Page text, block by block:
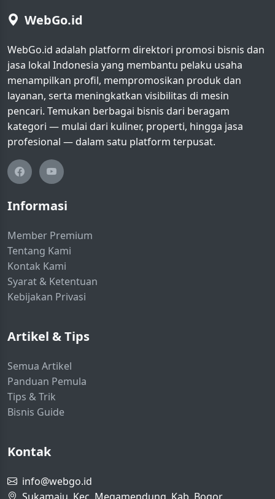
WebGo.id
WebGo.id adalah platform direktori promosi bisnis dan
jasa lokal Indonesia yang membantu pelaku usaha
menampilkan profil, mempromosikan produk dan
layanan, serta meningkatkan visibilitas di mesin
pencari. Temukan berbagai bisnis dari beragam
kategori — mulai dari kuliner, properti, hingga jasa
profesional — dalam satu platform terpusat.
Informasi
Member Premium
Tentang Kami
Kontak Kami
Syarat & Ketentuan
Kebijakan Privasi
Artikel & Tips
Semua Artikel
Panduan Pemula
Tips & Trik
Bisnis Guide
Kontak
info@webgo.id
Sukamaju, Kec. Megamendung, Kab. Bogor,